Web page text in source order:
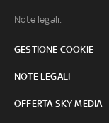
Note legali:
GESTIONE COOKIE
NOTE LEGALI
OFFERTA SKY MEDIA